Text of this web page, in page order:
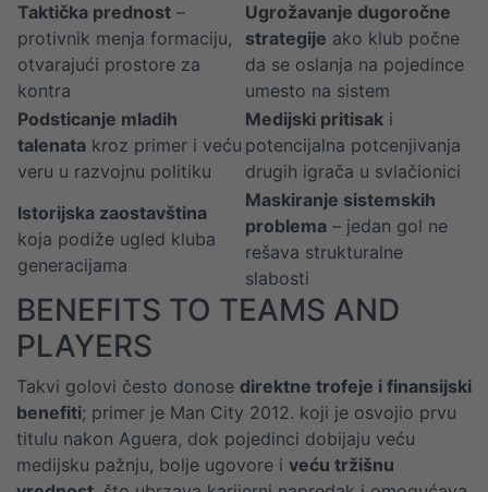
Taktička prednost –
protivnik menja formaciju,
otvarajući prostore za
kontra
Ugrožavanje dugoročne
strategije ako klub počne
da se oslanja na pojedince
umesto na sistem
Podsticanje mladih
talenata kroz primer i veću
veru u razvojnu politiku
Medijski pritisak i
potencijalna potcenjivanja
drugih igrača u svlačionici
Istorijska zaostavština
koja podiže ugled kluba
generacijama
Maskiranje sistemskih
problema – jedan gol ne
rešava strukturalne
slabosti
BENEFITS TO TEAMS AND
PLAYERS
Takvi golovi često donose direktne trofeje i finansijski
benefiti; primer je Man City 2012. koji je osvojio prvu
titulu nakon Aguera, dok pojedinci dobijaju veću
medijsku pažnju, bolje ugovore i veću tržišnu